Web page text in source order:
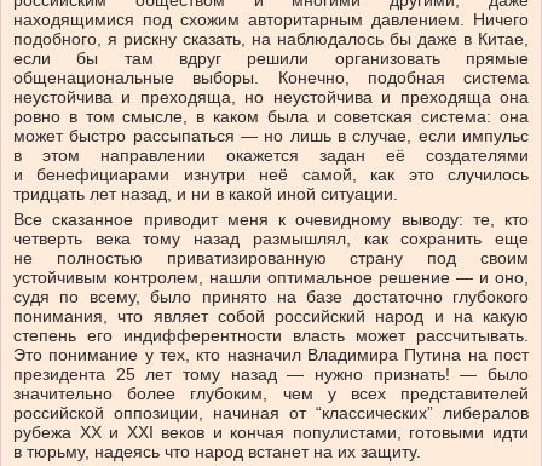
находящимися под схожим авторитарным давлением. Ничего
подобного, я рискну сказать, на наблюдалось бы даже в Китае,
если бы там вдруг решили организовать прямые
общенациональные выборы. Конечно, подобная система
неустойчива и преходяща, но неустойчива и преходяща она
ровно в том смысле, в каком была и советская система: она
может быстро рассыпаться — но лишь в случае, если импульс
в этом направлении окажется задан её создателями
и бенефициарами изнутри неё самой, как это случилось
тридцать лет назад, и ни в какой иной ситуации.
Все сказанное приводит меня к очевидному выводу: те, кто
четверть века тому назад размышлял, как сохранить еще
не полностью приватизированную страну под своим
устойчивым контролем, нашли оптимальное решение — и оно,
судя по всему, было принято на базе достаточно глубокого
понимания, что являет собой российский народ и на какую
степень его индифферентности власть может рассчитывать.
Это понимание у тех, кто назначил Владимира Путина на пост
президента 25 лет тому назад — нужно признать! — было
значительно более глубоким, чем у всех представителей
российской оппозиции, начиная от “классических” либералов
рубежа XX и XXI веков и кончая популистами, готовыми идти
в тюрьму, надеясь что народ встанет на их защиту.